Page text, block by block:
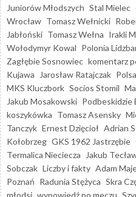
Juniorów Młodszych Stal Mielec
Wrocław Tomasz Wełnicki
Jabłoński Tomasz Wełna Irakli
Wołodymyr Kowal Polonia
Zagłębie Sosnowiec komentarz
Kujawa
Jarosław Ratajczak
MKS Kluczbork Socios Stomil
Jakub Mosakowski Podbeskidzie
koszykówka Tomasz Asensky
Tanczyk Ernest Dzięcioł Adrian
Kołobrzeg GKS 1962 Jastrzębie
Termalica Nieciecza
Jakub
Sobczak Liczby i fakty Adam
Poznań Radunia Stężyca Skra
młodsi wypowiedź po meczu